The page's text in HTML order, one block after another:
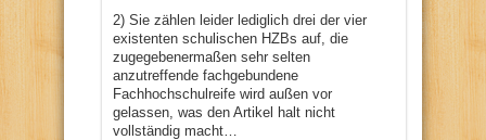
2) Sie zählen leider lediglich drei der vier
existenten schulischen HZBs auf, die
zugegebenermaßen sehr selten
anzutreffende fachgebundene
Fachhochschulreife wird außen vor
gelassen, was den Artikel halt nicht
vollständig macht…